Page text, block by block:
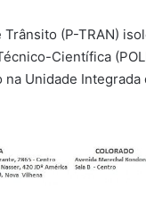
(P-TRAN)
Científica
Unidade Integrada